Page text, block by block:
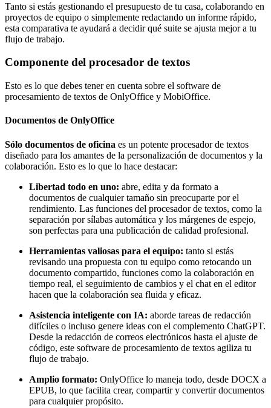
Tanto si estás gestionando el presupuesto de tu casa, colaborando en
proyectos de equipo o simplemente redactando un informe rápido,
esta comparativa te ayudará a decidir qué suite se ajusta mejor a tu
flujo de trabajo.
Componente del procesador de textos
Esto es lo que debes tener en cuenta sobre el software de
procesamiento de textos de OnlyOffice y MobiOffice.
Documentos de OnlyOffice
Sólo documentos de oficina es un potente procesador de textos
diseñado para los amantes de la personalización de documentos y la
colaboración. Esto es lo que lo hace destacar:
Libertad todo en uno: abre, edita y da formato a
documentos de cualquier tamaño sin preocuparte por el
rendimiento. Las funciones del procesador de textos, como la
separación por sílabas automática y los márgenes de espejo,
son perfectas para una publicación de calidad profesional.
Herramientas valiosas para el equipo: tanto si estás
revisando una propuesta con tu equipo como retocando un
documento compartido, funciones como la colaboración en
tiempo real, el seguimiento de cambios y el chat en el editor
hacen que la colaboración sea fluida y eficaz.
Asistencia inteligente con IA: aborde tareas de redacción
difíciles o incluso genere ideas con el complemento ChatGPT.
Desde la redacción de correos electrónicos hasta el ajuste de
código, este software de procesamiento de textos agiliza tu
flujo de trabajo.
Amplio formato: OnlyOffice lo maneja todo, desde DOCX a
EPUB, lo que facilita crear, compartir y convertir documentos
para cualquier propósito.